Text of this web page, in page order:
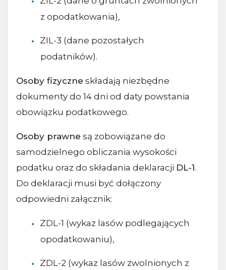
z opodatkowania),
ZIL-3 (dane pozostałych
podatników).
Osoby fizyczne składają niezbędne
dokumenty do 14 dni od daty powstania
obowiązku podatkowego.
Osoby prawne są zobowiązane do
samodzielnego obliczania wysokości
podatku oraz do składania deklaracji DL-1.
Do deklaracji musi być dołączony
odpowiedni załącznik:
ZDL-1 (wykaz lasów podlegających
opodatkowaniu),
ZDL-2 (wykaz lasów zwolnionych z